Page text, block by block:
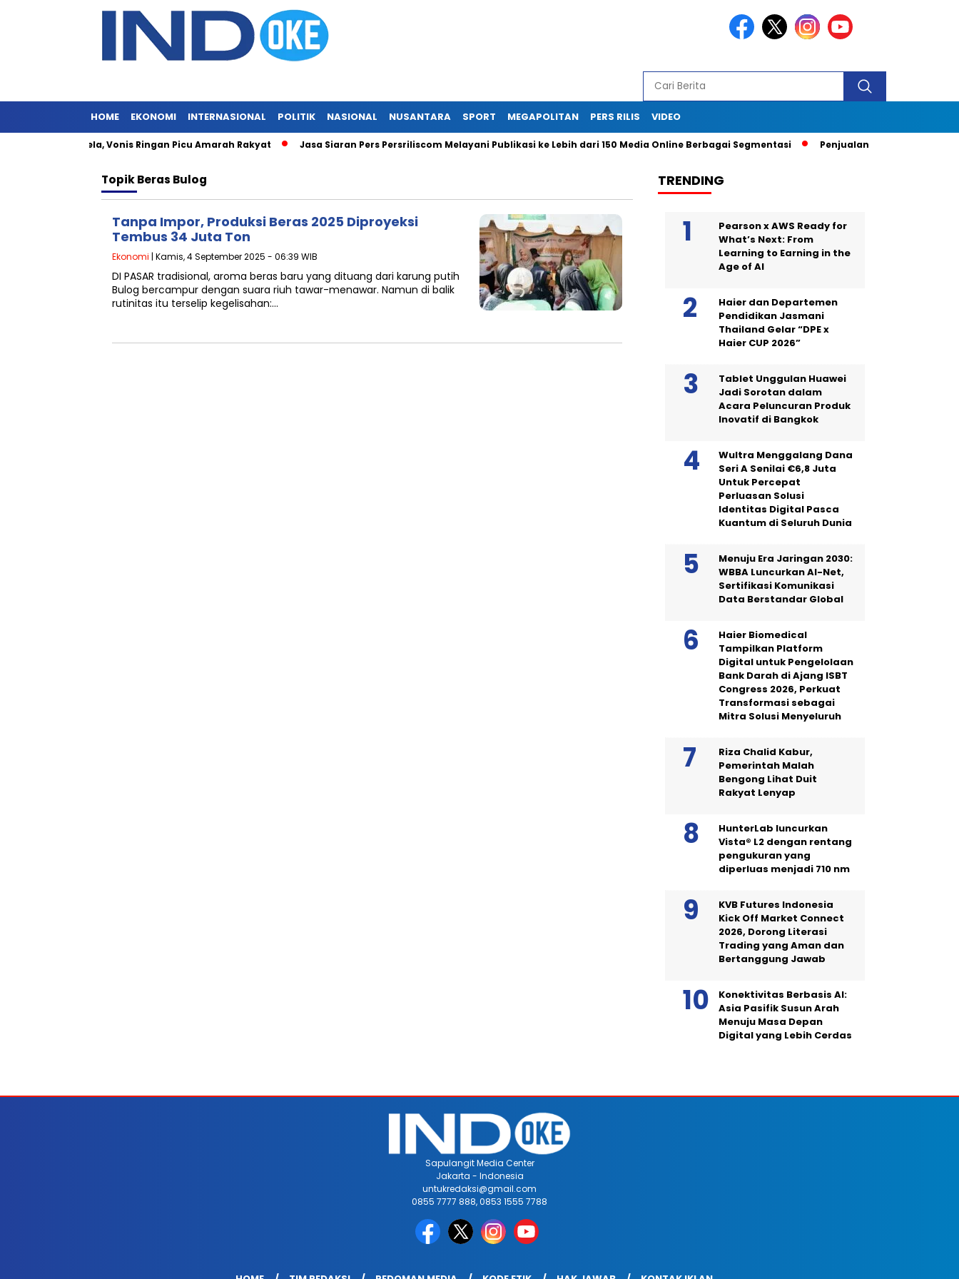
HOME EKONOMI INTERNASIONAL POLITIK NASIONAL NUSANTARA SPORT MEGAPOLITAN PERS RILIS VIDEO
Merajalela, Vonis Ringan Picu Amarah Rakyat Jasa Siaran Pers Persriliscom Melayani Publikasi ke Lebih dari 150 Media Online Berbagai Segmentasi Penjualan Anjlok, Coca Cola
TopikBeras Bulog
Tanpa Impor, Produksi Beras 2025 Diproyeksi
Tembus 34 Juta Ton
Ekonomi | Kamis, 4 September 2025 - 06:39 WIB
DI PASAR tradisional, aroma beras baru yang dituang dari karung putih
Bulog bercampur dengan suara riuh tawar-menawar. Namun di balik
rutinitas itu terselip kegelisahan:…
TRENDING
Pearson x AWS Ready for
What’s Next: From
Learning to Earning in the
Age of AI
Haier dan Departemen
Pendidikan Jasmani
Thailand Gelar “DPE x
Haier CUP 2026”
Tablet Unggulan Huawei
Jadi Sorotan dalam
Acara Peluncuran Produk
Inovatif di Bangkok
Wultra Menggalang Dana
Seri A Senilai €6,8 Juta
Untuk Percepat
Perluasan Solusi
Identitas Digital Pasca
Kuantum di Seluruh Dunia
Menuju Era Jaringan 2030:
WBBA Luncurkan AI-Net,
Sertifikasi Komunikasi
Data Berstandar Global
Haier Biomedical
Tampilkan Platform
Digital untuk Pengelolaan
Bank Darah di Ajang ISBT
Congress 2026, Perkuat
Transformasi sebagai
Mitra Solusi Menyeluruh
Riza Chalid Kabur,
Pemerintah Malah
Bengong Lihat Duit
Rakyat Lenyap
HunterLab luncurkan
Vista® L2 dengan rentang
pengukuran yang
diperluas menjadi 710 nm
KVB Futures Indonesia
Kick Off Market Connect
2026, Dorong Literasi
Trading yang Aman dan
Bertanggung Jawab
Konektivitas Berbasis AI:
Asia Pasifik Susun Arah
Menuju Masa Depan
Digital yang Lebih Cerdas
Sapulangit Media Center
Jakarta - Indonesia
untukredaksi@gmail.com
0855 7777 888, 0853 1555 7788